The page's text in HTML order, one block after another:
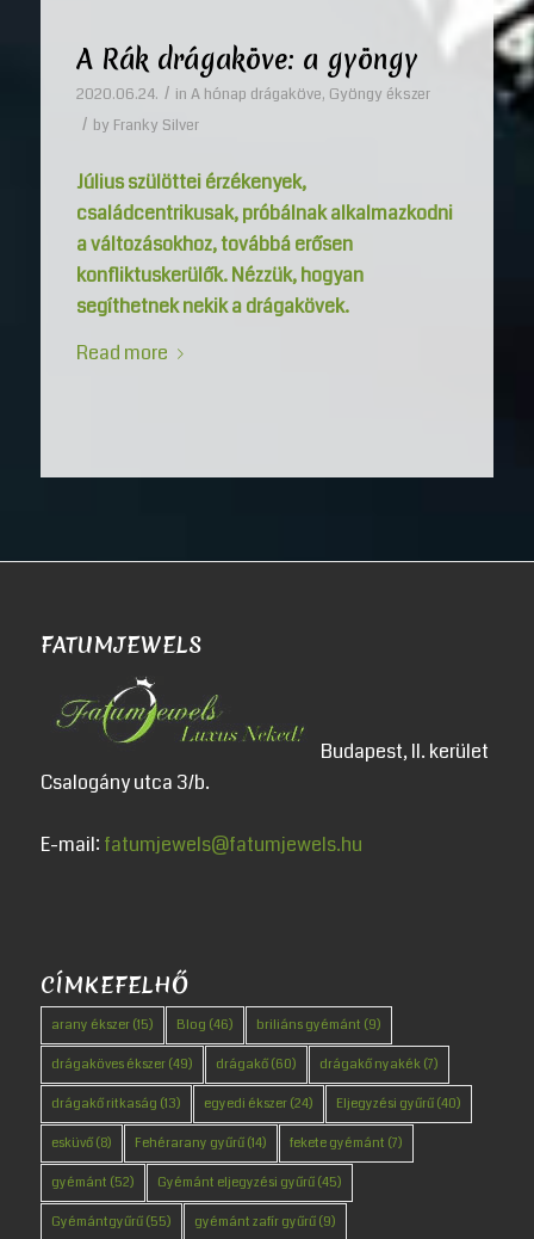
A Rák drágaköve: a gyöngy
2020.06.24. / in A hónap drágaköve, Gyöngy ékszer
/ by Franky Silver
Július szülöttei érzékenyek,
családcentrikusak, próbálnak alkalmazkodni
a változásokhoz, továbbá erősen
konfliktuskerülők. Nézzük, hogyan
segíthetnek nekik a drágakövek.
Read more
FATUMJEWELS
Budapest, II. kerület
Csalogány utca 3/b.
E-mail: fatumjewels@fatumjewels.hu
CÍMKEFELHŐ
arany ékszer(15) Blog (46) briliáns gyémánt (9)
drágaköves ékszer(49) drágakő(60) drágakő nyakék(7)
drágakő ritkaság (13) egyedi ékszer(24) Eljegyzési gyűrű(40)
esküvő(8) Fehérarany gyűrű(14) fekete gyémánt (7)
gyémánt (52) Gyémánt eljegyzési gyűrű(45)
Gyémántgyűrű(55) gyémánt zafír gyűrű(9)